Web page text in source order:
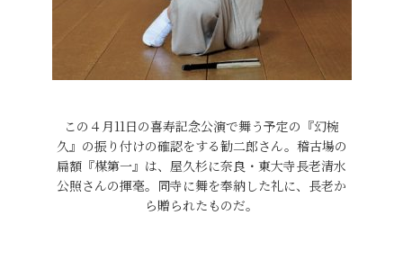
この４月11日の喜寿記念公演で舞う予定の『幻椀
久』の振り付けの確認をする勧二郎さん。稽古場の
扁額『楳第一』は、屋久杉に奈良・東大寺長老清水
公照さんの揮毫。同寺に舞を奉納した礼に、長老か
ら贈られたものだ。